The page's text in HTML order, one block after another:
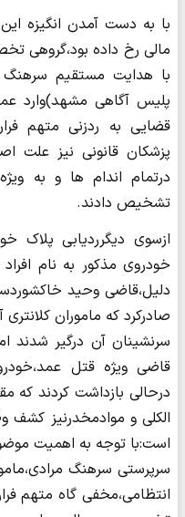
با به دست آمدن انگیزه
مالی رخ داده بود،گروهی
با هدایت مستقیم
پلیس آگاهی مشهد)وارد
قضایی به ردزنی متهم
درتمام اندام ها و به
تشخیص دادند.
ازسوی دیگرردیابی پلاک
خودروی مذکور به نام
دلیل،قاضی وحید
صادرکرد که ماموران
سرنشینان آن درگیر شدند
قاضی ویژه قتل
درحالی بازداشت کردند که
الکلی و موادمخدرنیز کشف
است:با توجه به اهمیت
سرپرستی سرهنگ
انتظامی،مخفی گاه متهم